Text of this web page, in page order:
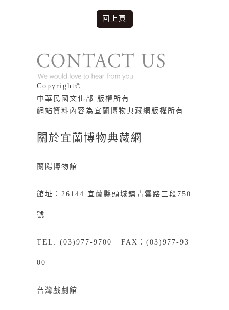
回上頁
版權說明
Copyright©
中華民國文化部 版權所有
網站資料內容為宜蘭博物典藏網版權所有
關於宜蘭博物典藏網
蘭陽博物館
館址：26144 宜蘭縣頭城鎮青雲路三段750
號
TEL: (03)977-9700 FAX：(03)977-93
00
台灣戲劇館